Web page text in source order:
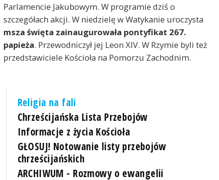
Parlamencie Jakubowym. W programie dziś o
szczegółach akcji. W niedzielę w Watykanie uroczysta
msza święta zainaugurowała pontyfikat 267.
papieża. Przewodniczył jej Leon XIV. W Rzymie byli też
przedstawiciele Kościoła na Pomorzu Zachodnim.
Religia na fali
Chrześcijańska Lista Przebojów
Informacje z życia Kościoła
GŁOSUJ! Notowanie listy przebojów
chrześcijańskich
ARCHIWUM - Rozmowy o ewangelii